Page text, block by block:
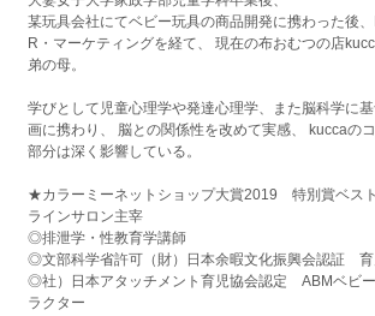
某玩具会社にてベビー玩具の商品開発に携わった後
R・マーケティングを経て、 現在の布おむつの店
弟の母。
学びとして児童心理学や発達心理学、また脳科学に
画に携わり、 脳との関係性を改めて実感、 kuccaの
部分は深く影響している。
★カラーミーネットショップ大賞2019 特別賞ベス
ラインサロン主宰
◎排泄学・性教育学講師
◎文部科学省許可（財）日本余暇文化振興会認証 育
◎社）日本アタッチメント育児協会認定 ABMベビー
ラクター